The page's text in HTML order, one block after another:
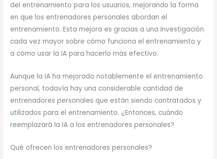
del entrenamiento para los usuarios, mejorando la forma
en que los entrenadores personales abordan el
entrenamiento. Esta mejora es gracias a una investigación
cada vez mayor sobre cómo funciona el entrenamiento y
a cómo usar la IA para hacerlo más efectivo.
Aunque la IA ha mejorado notablemente el entrenamiento
personal, todavía hay una considerable cantidad de
entrenadores personales que están siendo contratados y
utilizados para el entrenamiento. ¿Entonces, cuándo
reemplazará la IA a los entrenadores personales?
Qué ofrecen los entrenadores personales?